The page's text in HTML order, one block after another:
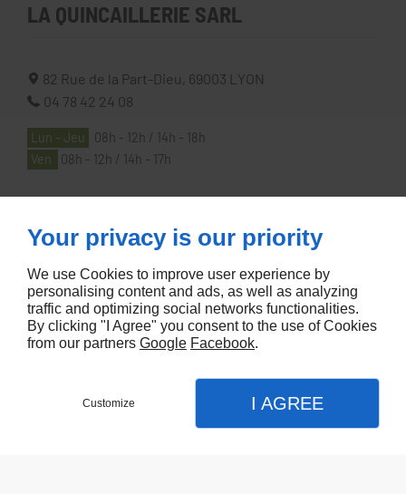
LA QUINCAILLERIE SARL
82 Rue de la Part-Dieu, 69003
LYON
04 78 42 24 08
Lun - Jeu
08h - 12h / 14h - 18h
Ven
08h - 12h / 14h - 17h
À PROPOS
Accueil
Contactez-nous
Mentions légales
Plan du site
Your privacy is our priority
We use Cookies to improve user experience by
personalising content and ads, as well as analyzing
traffic and optimizing social networks functionalities.
By clicking "I Agree" you consent to the use of Cookies
from our partners Google Facebook.
Customize I AGREE